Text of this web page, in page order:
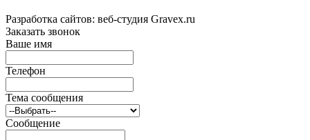
Разработка сайтов: веб-студия Gravex.ru
Заказать звонок
Ваше имя
Телефон
Тема сообщения
Сообщение